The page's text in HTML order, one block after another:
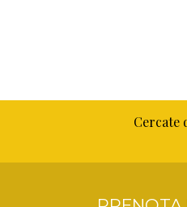
Cercate